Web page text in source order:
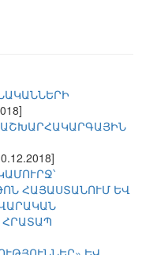
ՀԱՅԱՍՏԱՆՈՒՄ ԵՎ